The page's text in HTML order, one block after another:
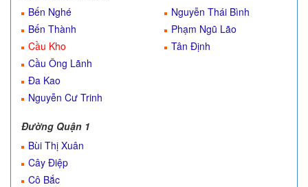
Bến Nghé
Bến Thành
Cầu Kho
Cầu Ông Lãnh
Đa Kao
Nguyễn Cư Trinh
Nguyễn Thái Bình
Phạm Ngũ Lão
Tân Định
Đường Quận 1
Bùi Thị Xuân
Cây Điệp
Cô Bắc